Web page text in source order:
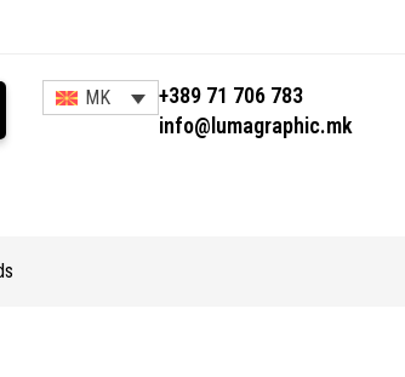
MK
+389 71 706 783
info@lumagraphic.mk